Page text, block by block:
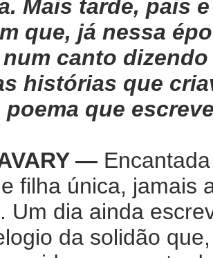
Mais tarde, pais
que, já nessa
canto
histórias que
que
—
filha única, jamais
Um dia ainda
da solidão